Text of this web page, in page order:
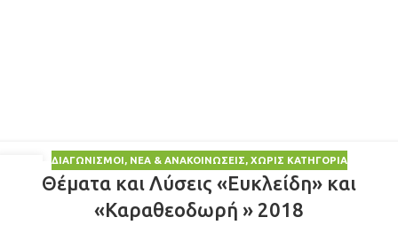
ΔΙΑΓΩΝΙΣΜΟΊ, ΝΈΑ & ΑΝΑΚΟΙΝΏΣΕΙΣ, ΧΩΡΊΣ ΚΑΤΗΓΟΡΊΑ
Θέματα και Λύσεις «Ευκλείδη» και
«Καραθεοδωρή » 2018